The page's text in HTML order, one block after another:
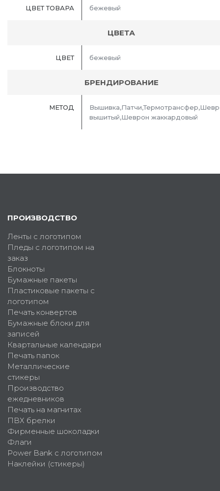
ЦВЕТ ТОВАРА бежевый
ЦВЕТА
ЦВЕТ бежевый
БРЕНДИРОВАНИЕ
МЕТОД
вышитый,Шеврон жаккардовый
ПРОИЗВОДСТВО
Ленты с логотипом
Пледы с логотипом на
заказ
Блокноты
Бумажные пакеты
Пластиковые пакеты с
логотипом
Печать конвертов
Бумажные блоки для
записей
Квартальные календари
Печать папок
Металлические
стикеры
Производство
ежедневников
Печать на магнитах
ПВХ брелки
Фирменные шоколадки
Флаги
Power Bank с логотипом
Наклейки (стикеры)